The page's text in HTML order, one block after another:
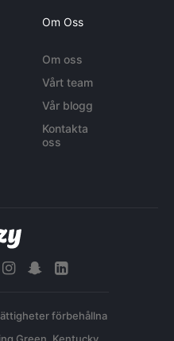
Om Oss
Om oss
Vårt team
Vår blogg
Kontakta
oss
förbehållna